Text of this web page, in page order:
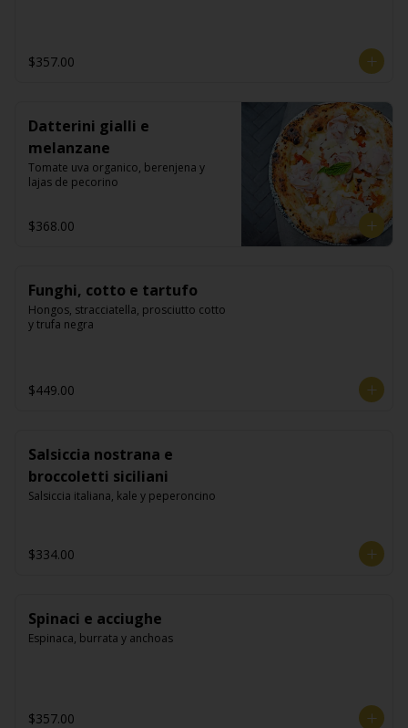
$357.00
Datterini gialli e
melanzane
Tomate uva organico, berenjena y
lajas de pecorino
$368.00
Funghi, cotto e tartufo
Hongos, stracciatella, prosciutto cotto
y trufa negra
$449.00
Salsiccia nostrana e
broccoletti siciliani
Salsiccia italiana, kale y peperoncino
$334.00
Spinaci e acciughe
Espinaca, burrata y anchoas
$357.00